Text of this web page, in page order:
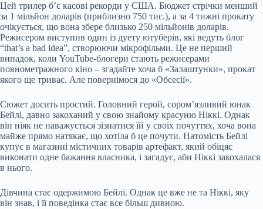
Цей трилер б’є касові рекорди у США. Бюджет стрічки менший
за 1 мільйон доларів (приблизно 750 тис.), а за 4 тижні прокату
очікується, що вона збере близько 250 мільйонів доларів.
Режисером виступив один із дуету ютуберів, які ведуть блог
“that’s a bad idea”, створюючи мікрофільми. Це не перший
випадок, коли YouTube-блогери стають режисерами
повнометражного кіно – згадайте хоча б «Залаштунки», прокат
якого ще триває. Але повернімося до «Обсесії».
Сюжет досить простий. Головний герой, сором’язливий юнак
Бейлі, давно закоханий у свою знайому красуню Ніккі. Однак
він ніяк не наважується зізнатися їй у своїх почуттях, хоча вона
майже прямо натякає, що хотіла б це почути. Натомість Бейлі
купує в магазині містичних товарів артефакт, який обіцяє
виконати одне бажання власника, і загадує, аби Ніккі закохалася
в нього.
Дівчина стає одержимою Бейлі. Однак це вже не та Ніккі, яку
він знав, і її поведінка стає все більш дивною.